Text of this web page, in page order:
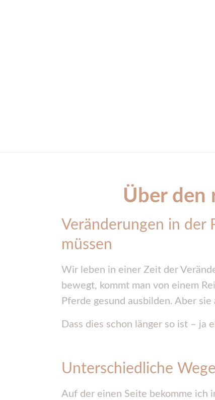
Über den
Veränderungen in der
müssen
Wir leben in einer Zeit der
bewegt, kommt man von einem
Pferde gesund ausbilden. Aber
Dass dies schon länger so ist – ja
Unterschiedliche
Auf der einen Seite bekomme ich